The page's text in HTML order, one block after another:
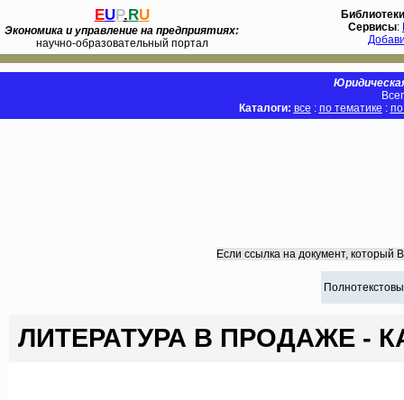
EUP.RU
Экономика и управление на предприятиях:
научно-образовательный портал
Библиотеки
Сервисы:
Каталоги: все : по тематике :
Если ссылка на документ, который
ЛИТЕРАТУРА В ПРОДАЖЕ -